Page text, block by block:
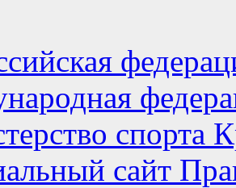
спорта
сайт